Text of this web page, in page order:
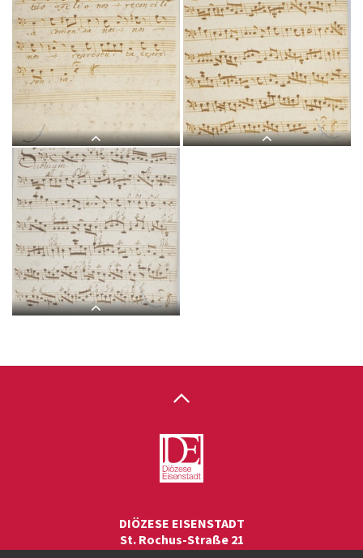
L 2, G.J. Werner, Sub tuum
praesidium, Tenore-2.jpg
L 2, G.J. Werner, Sub tuum
praesidium, Basso-1.jpg
L 2, G.J. Werner, Sub tuum
praesidium, Basso-2.jpg
DIÖZESE EISENSTADT
St. Rochus-Straße 21